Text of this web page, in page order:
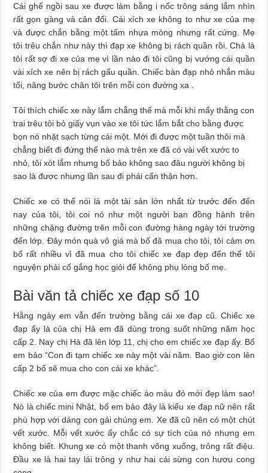
Cái ghế ngồi sau xe được làm bằng i nốc trông sáng lắm nhìn
rất gọn gàng và cân đối. Cái xích xe không to như xe của mẹ
và được chắn bằng một tấm nhựa mỏng nhưng rất cứng. Mẹ
tôi trêu chắn như này thì đạp xe không bị rách quần rồi. Chả là
tôi rất sợ đi xe của mẹ vì lần nào đi tôi cũng bị vướng cái quần
vài xích xe nên bị rách gấu quần. Chiếc bàn đạp nhỏ nhắn màu
tối, nâng bước chân tôi trên mỗi con đường xa .
Tôi thích chiếc xe này lắm chẳng thế mà mỗi khi mấy thằng con
trai trêu tôi bỏ giấy vụn vào xe tôi tức lắm bắt cho bằng được
bọn nó nhặt sạch từng cái một. Mới đi được một tuần thôi mà
chẳng biết đi đứng thế nào mà trên xe đã có vài vết xước to
nhỏ, tôi xót lắm nhưng bố bảo không sao đâu người không bị
sao là được nhưng lần sau đi phải cẩn thận hơn.
Chiếc xe có thể nói là một tài sản lớn nhất từ trước đến đến
nay của tôi, tôi coi nó như một người bạn đồng hành trên
những chặng đường trên mỗi con đường hàng ngày tới trường
đến lớp. Đây món quà vô giá mà bố đã mua cho tôi, tôi cảm ơn
bố rất nhiều vì đã mua cho tôi chiếc xe đạp đẹp đến thế tôi
nguyện phải cố gắng học giỏi để không phụ lòng bố mẹ.
Bài văn tả chiếc xe đạp số 10
Hằng ngày em vẫn đến trường bằng cái xe đạp cũ. Chiếc xe
đạp ấy là của chị Hà em đã dùng trong suốt những năm học
cấp 2. Nay chị Hà đã lên lớp 11, chị cho em chiếc xe đạp ấy. Bố
em bảo “Con đi tạm chiếc xe này một vài năm. Bao giờ con lên
cấp 2 bố sẽ mua cho con cái xe khác”.
Chiếc xe của em được mặc chiếc áo màu đỏ mới đẹp làm sao!
Nó là chiếc mini Nhật, bố em bảo đây là kiểu xe đạp nữ nên rất
phù hợp với dáng con gái chúng em. Xe đã cũ nên có một chút
vết xước. Mỗi vết xước ấy chắc có sự tích của nó nhưng em
không biết. Khung xe có một thanh võng xuống, trông rất điệu.
Đầu xe là hai tay lái trông y như hai cái sừng con hươu cong